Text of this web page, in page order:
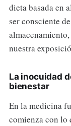
dieta basada en
ser consciente
nuestra
La inocuidad
bienestar
En la medicina
comienza con lo